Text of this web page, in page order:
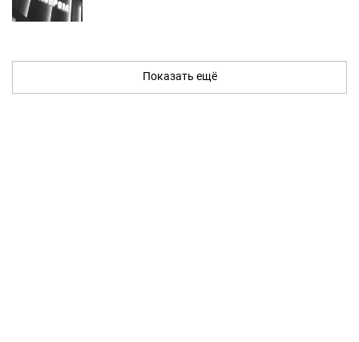
Показать ещё